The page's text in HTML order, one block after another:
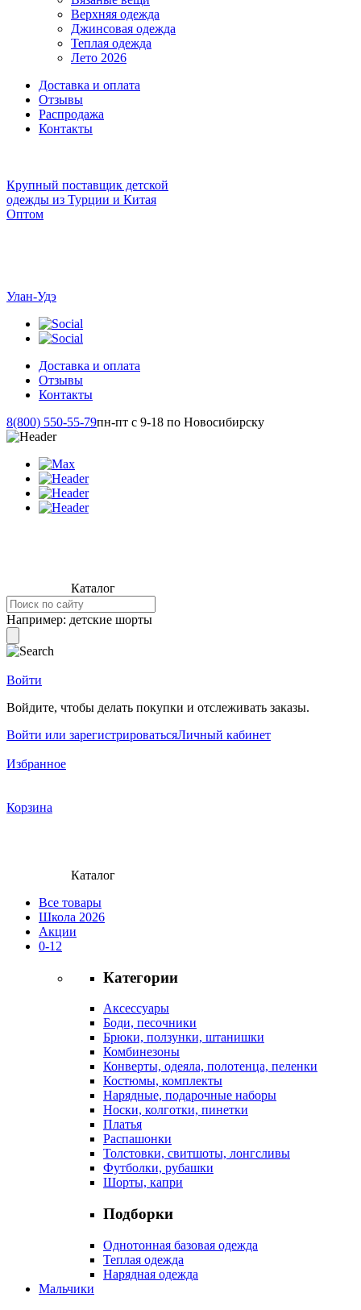
Верхняя одежда
Джинсовая одежда
Теплая одежда
Лето 2026
Доставка и оплата
Отзывы
Распродажа
Контакты
Крупный поставщик детской
одежды из Турции и Китая
Оптом
Улан-Удэ
Доставка и оплата
Отзывы
Контакты
8(800) 550-55-79пн-пт с 9-18 по Новосибирску
Каталог
Например: детские шорты
Войти
Войдите, чтобы делать покупки и отслеживать заказы.
Войти или зарегистрироватьсяЛичный кабинет
Избранное
Корзина
Каталог
Все товары
Школа 2026
Акции
0-12
Категории
Аксессуары
Боди, песочники
Брюки, ползунки, штанишки
Комбинезоны
Конверты, одеяла, полотенца, пеленки
Костюмы, комплекты
Нарядные, подарочные наборы
Носки, колготки, пинетки
Платья
Распашонки
Толстовки, свитшоты, лонгсливы
Футболки, рубашки
Шорты, капри
Подборки
Однотонная базовая одежда
Теплая одежда
Нарядная одежда
Мальчики